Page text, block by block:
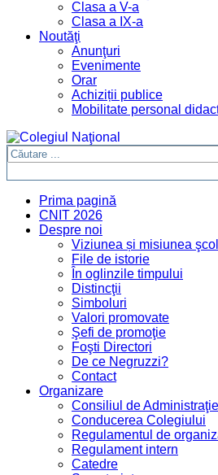
Clasa a V-a
Clasa a IX-a
Noutăţi
Anunţuri
Evenimente
Orar
Achiziții publice
Mobilitate personal
Prima pagină
CNIT 2026
Despre noi
Viziunea și misiunea
File de istorie
În oglinzile timpului
Distincţii
Simboluri
Valori promovate
Şefi de promoţie
Foşti Directori
De ce Negruzzi?
Contact
Organizare
Consiliul de Administraţie
Conducerea Colegiului
Regulamentul de
Regulament intern
Catedre